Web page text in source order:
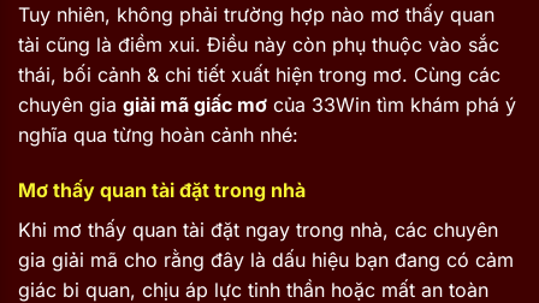
Tuy nhiên, không phải trường hợp nào mơ thấy quan
tài cũng là điềm xui. Điều này còn phụ thuộc vào sắc
thái, bối cảnh & chi tiết xuất hiện trong mơ. Cùng các
chuyên gia giải mã giấc mơ của 33Win tìm khám phá ý
nghĩa qua từng hoàn cảnh nhé:
Mơ thấy quan tài đặt trong nhà
Khi mơ thấy quan tài đặt ngay trong nhà, các chuyên
gia giải mã cho rằng đây là dấu hiệu bạn đang có cảm
giác bi quan, chịu áp lực tinh thần hoặc mất an toàn